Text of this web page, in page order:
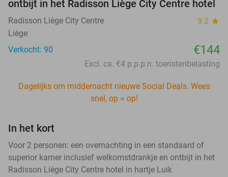
ontbijt in het Radisson Liège City Centre hotel
Radisson Liège City Centre 9.2 star
Liège
Verkocht: 90
€144
Excl. ca. €4 p.p.p.n. toeristenbelasting
Dagelijks om middernacht nieuwe Social Deals. Wees
snel, op = op!
In het kort
Voor 2 personen: een overnachting in een standaard of
superior kamer inclusief welkomstdrankje en ontbijt in het
Radisson Liège City Centre hotel in hartje Luik